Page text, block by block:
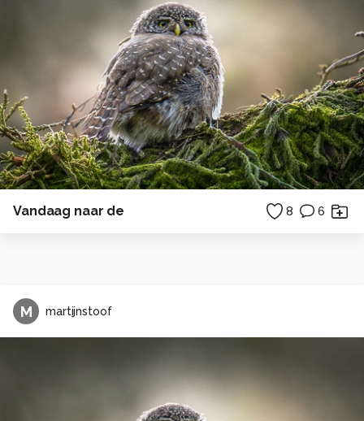
Vandaag naar de 8 6
M martijnstoof